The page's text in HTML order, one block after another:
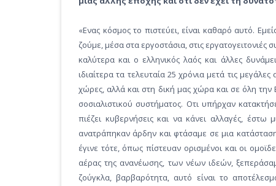
«Ενας κόσμος το πιστεύει, είναι καθαρό αυτό.
ζούμε, μέσα στα εργοστάσια, στις
καλύτερα και ο ελληνικός λαός και άλλες
ιδιαίτερα τα τελευταία 25 χρόνια μετά τις
χώρες, αλλά και στη δική μας χώρα και σε όλη
σοσιαλιστικού συστήματος. Οτι υπήρχαν
πιέζει κυβερνήσεις και να κάνει αλλαγές,
ανατράπηκαν άρδην και φτάσαμε σε μια
έγινε τότε, όπως πίστευαν ορισμένοι και οι
αέρας της ανανέωσης, των νέων ιδεών,
ζούγκλα, βαρβαρότητα, αυτό είναι το